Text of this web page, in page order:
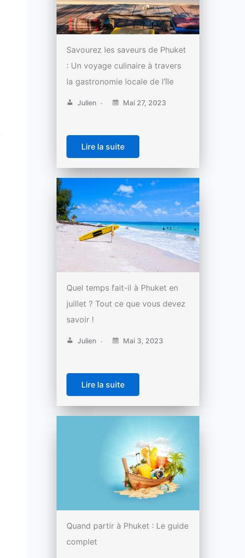
Savourez les saveurs de Phuket
: Un voyage culinaire à travers
la gastronomie locale de l’île
Julien Mai 27, 2023
Lire la suite
Quel temps fait-il à Phuket en
juillet ? Tout ce que vous devez
savoir !
Julien Mai 3, 2023
Lire la suite
Quand partir à Phuket : Le guide
complet